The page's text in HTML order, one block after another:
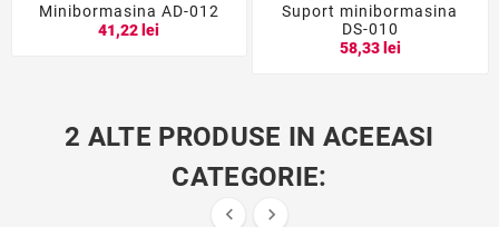
Minibormasina AD-012
41,22 lei
Suport minibormasina
DS-010
58,33 lei
2 ALTE PRODUSE IN ACEEASI
CATEGORIE:
 